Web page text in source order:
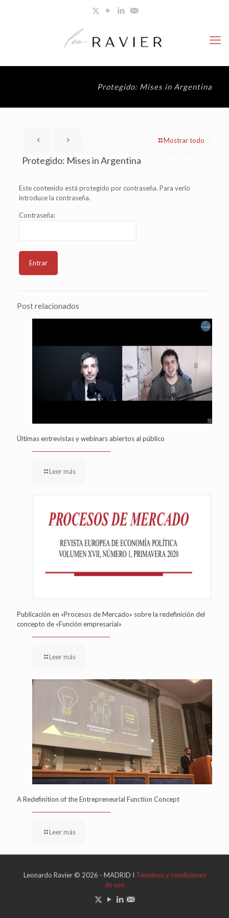
Protegido: Mises in Argentina
Mostrar todo
Protegido: Mises in Argentina
Este contenido está protegido por contraseña. Para verlo
introduce la contraseña.
Contraseña:
Post relacionados
Últimas entrevistas y webinars abiertos al público
Leer más
Publicación en «Procesos de Mercado» sobre la redefinición del
concepto de «Función empresarial»
Leer más
A Redefinition of the Entrepreneurial Function Concept
Leer más
Leonardo Ravier © 2026 - MADRID I Términos y condiciones
de uso